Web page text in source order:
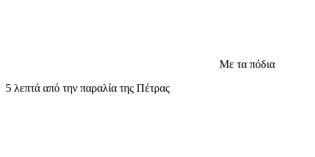
Με τα πόδια
5 λεπτά από την παραλία της Πέτρας